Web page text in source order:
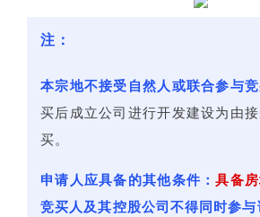
注：
本宗地不接受自然人或联合参与竞
买后成立公司进行开发建设为由
买。
申请人应具备的其他条件：具备
竞买人及其控股公司不得同时参与